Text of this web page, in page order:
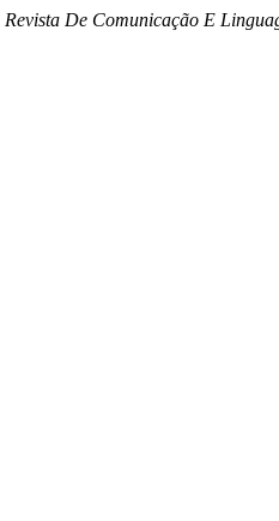
Revista De Comunicação E